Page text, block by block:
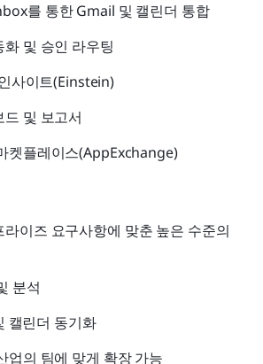
를 통한 Gmail 및 캘린더 통합
및 승인 라우팅
사이트(Einstein)
및 보고서
켓플레이스(AppExchange)
라이즈 요구사항에 맞춘 높은 수준의
분석
캘린더 동기화
업의 팀에 맞게 확장 가능